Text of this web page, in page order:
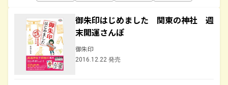
御朱印はじめました 関東の神社 週
末開運さんぽ
御朱印
2016.12.22 発売